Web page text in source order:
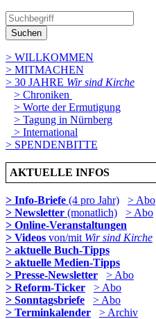
Suchen
> WILLKOMMEN
> MITMACHEN
> 30 JAHRE Wir sind Kirche
> Chroniken
> Worte der Ermutigung
> Tagung in Nürnberg
> International
> SPENDENBITTE
AKTUELLE INFOS
> Info-Briefe (4 pro Jahr)
> Abo
> Newsletter (monatlich)
> Abo
> Online-Veranstaltungen
> Videos von/mit Wir sind Kirche
> aktuelle Buch-Tipps
> aktuelle Medien-Tipps
> Presse-Newsletter
> Abo
> Reform-Ticker
> Abo
> Sonntagsbriefe
> Abo
> Terminkalender
> Archiv